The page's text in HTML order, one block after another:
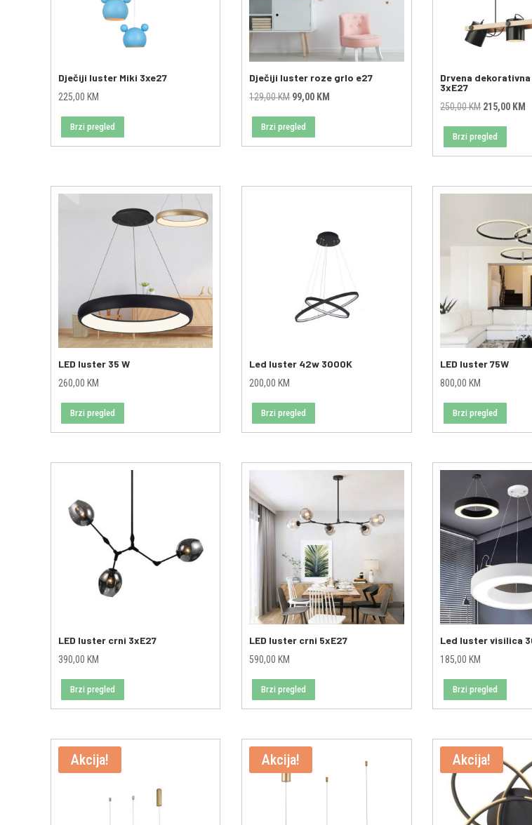
Dječiji luster Miki 3xe27
225,00 KM
Brzi pregled
Dječiji luster roze grlo e27
129,00KM Original
price
was:
99,00 KM
Brzi pregled
Drvena
3xE27
250,00KM Original
price
was:
215,00 KM
Brzi pregled
LED luster 35 W
260,00 KM
Brzi pregled
Led luster 42w 3000K
200,00 KM
Brzi pregled
LED luster 75W
800,00 KM
Brzi pregled
LED luster crni 3xE27
390,00 KM
Brzi pregled
LED luster crni 5xE27
590,00 KM
Brzi pregled
Led luster visilica
185,00 KM
Brzi pregled
Akcija! Akcija! Akcija!